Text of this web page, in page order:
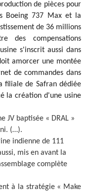
de pièces pour
Boeing 737 Max et la
de 36 millions
des compensations
s'inscrit aussi dans
amorcer une montée
de commandes dans
filiale de Safran dédiée
la création d'une usine
JV baptisée « DRAL »
(…).
indienne de 111
mis en avant la
complète
à la stratégie « Make